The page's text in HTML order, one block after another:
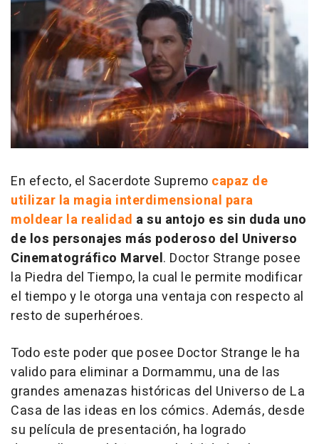
En efecto, el Sacerdote Supremo capaz de
utilizar la magia interdimensional para
moldear la realidad a su antojo es sin duda uno
de los personajes más poderoso del Universo
Cinematográfico Marvel. Doctor Strange posee
la Piedra del Tiempo, la cual le permite modificar
el tiempo y le otorga una ventaja con respecto al
resto de superhéroes.
Todo este poder que posee Doctor Strange le ha
valido para eliminar a Dormammu, una de las
grandes amenazas históricas del Universo de La
Casa de las ideas en los cómics. Además, desde
su película de presentación, ha logrado